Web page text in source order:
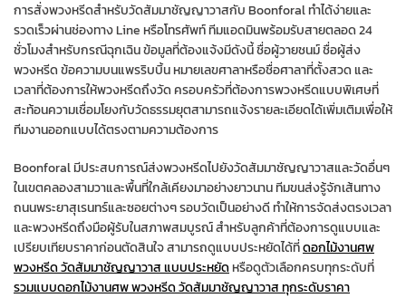
การสั่งพวงหรีดสำหรับวัดสัมมาชัญญาวาสกับ Boonforal ทำได้ง่ายและ
รวดเร็วผ่านช่องทาง Line หรือโทรศัพท์ ทีมแอดมินพร้อมรับสายตลอด 24
ชั่วโมงสำหรับกรณีฉุกเฉิน ข้อมูลที่ต้องแจ้งมีดังนี้ ชื่อผู้วายชนม์ ชื่อผู้ส่ง
พวงหรีด ข้อความบนแพรริบบิ้น หมายเลขศาลาหรือชื่อศาลาที่ตั้งสวด และ
เวลาที่ต้องการให้พวงหรีดถึงวัด ครอบครัวที่ต้องการพวงหรีดแบบพิเศษที่
สะท้อนความเชื่อมโยงกับวัดธรรมยุตสามารถแจ้งรายละเอียดได้เพิ่มเติมเพื่อให้
ทีมงานออกแบบได้ตรงตามความต้องการ
Boonforal มีประสบการณ์ส่งพวงหรีดไปยังวัดสัมมาชัญญาวาสและวัดอื่นๆ
ในเขตคลองสามวาและพื้นที่ใกล้เคียงมาอย่างยาวนาน ทีมขนส่งรู้จักเส้นทาง
ถนนพระยาสุเรนทร์และซอยต่างๆ รอบวัดเป็นอย่างดี ทำให้การจัดส่งตรงเวลา
และพวงหรีดถึงมือผู้รับในสภาพสมบูรณ์ สำหรับลูกค้าที่ต้องการดูแบบและ
เปรียบเทียบราคาก่อนตัดสินใจ สามารถดูแบบประหยัดได้ที่ดอกไม้งานศพ
พวงหรีด วัดสัมมาชัญญาวาส แบบประหยัดหรือดูตัวเลือกครบทุกระดับที่
รวมแบบดอกไม้งานศพ พวงหรีด วัดสัมมาชัญญาวาส ทุกระดับราคา